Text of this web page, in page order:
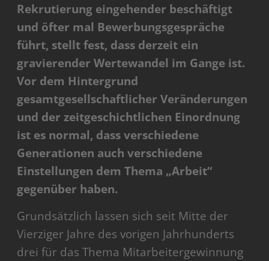
Rekrutierung eingehender beschäftigt
und öfter mal Bewerbungsgespräche
führt, stellt fest, dass derzeit ein
gravierender Wertewandel im Gange ist.
Vor dem Hintergrund
gesamtgesellschaftlicher Veränderungen
und der zeitgeschichtlichen Einordnung
ist es normal, dass verschiedene
Generationen auch verschiedene
Einstellungen dem Thema „Arbeit“
gegenüber haben.
Grundsätzlich lassen sich seit Mitte der
Vierziger Jahre des vorigen Jahrhunderts
drei für das Thema Mitarbeitergewinnung